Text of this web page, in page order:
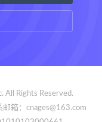
Rights Reserved.
箱：cnages@163.com